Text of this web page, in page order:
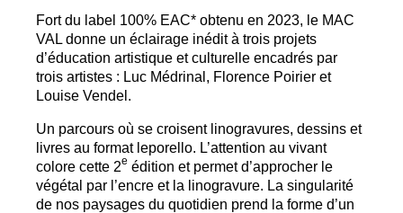
Fort du label 100% EAC* obtenu en 2023, le MAC
VAL donne un éclairage inédit à trois projets
d’éducation artistique et culturelle encadrés par
trois artistes : Luc Médrinal, Florence Poirier et
Louise Vendel.
Un parcours où se croisent linogravures, dessins et
livres au format leporello. L’attention au vivant
colore cette 2e édition et permet d’approcher le
végétal par l’encre et la linogravure. La singularité
de nos paysages du quotidien prend la forme d’un